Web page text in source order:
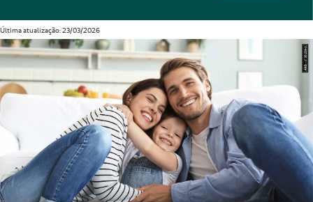
Última atualização: 23/03/2026